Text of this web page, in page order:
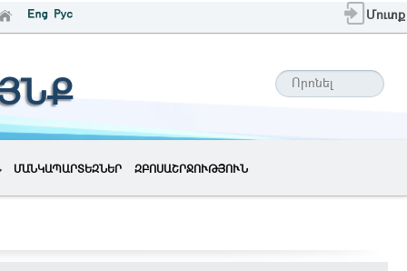
Մուտք
ՄԱՆԿԱՊԱՐՏԵԶՆԵՐ ԶԲՈՍԱՇՐՋՈՒԹՅՈՒՆ